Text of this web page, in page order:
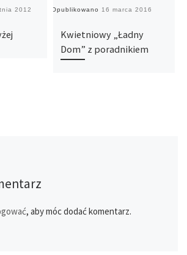
2012 Opublikowano 16 marca 2016
Kwietniowy „Ładny
Dom” z poradnikiem
, aby móc dodać komentarz.